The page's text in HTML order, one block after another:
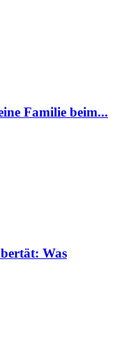
Familie beim...
Was